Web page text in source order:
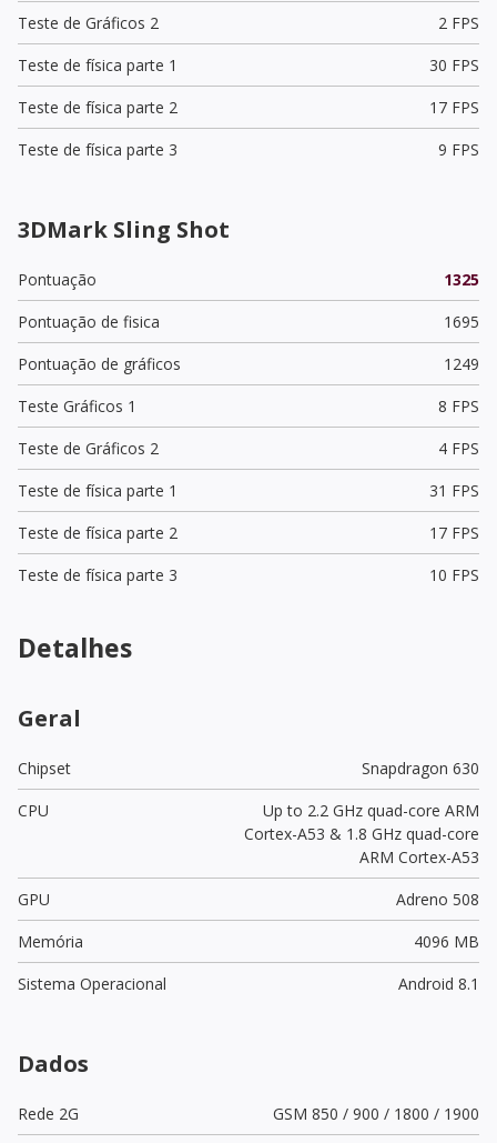
Teste de Gráficos 2
2 FPS
Teste de física parte 1
30 FPS
Teste de física parte 2
17 FPS
Teste de física parte 3
9 FPS
3DMark Sling Shot
Pontuação
1325
Pontuação de fisica
1695
Pontuação de gráficos
1249
Teste Gráficos 1
8 FPS
Teste de Gráficos 2
4 FPS
Teste de física parte 1
31 FPS
Teste de física parte 2
17 FPS
Teste de física parte 3
10 FPS
Detalhes
Geral
Chipset
Snapdragon 630
CPU
Up to 2.2 GHz quad-core ARM
Cortex-A53 & 1.8 GHz quad-core
ARM Cortex-A53
GPU
Adreno 508
Memória
4096 MB
Sistema Operacional
Android 8.1
Dados
Rede 2G
GSM 850 / 900 / 1800 / 1900